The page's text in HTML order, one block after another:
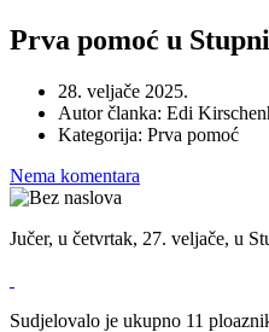
Prva pomoć u
28. veljače 2025.
Autor članka: Edi
Kategorija: Prva pomoć
Nema komentara
Jučer, u četvrtak, 27. veljače, u
Sudjelovalo je ukupno 11